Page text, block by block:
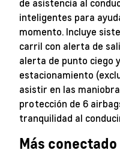
inteligentes para
momento. Incluye
carril con alerta de
alerta de punto ciego
estacionamiento
asistir en las
protección de 6
tranquilidad al
Más